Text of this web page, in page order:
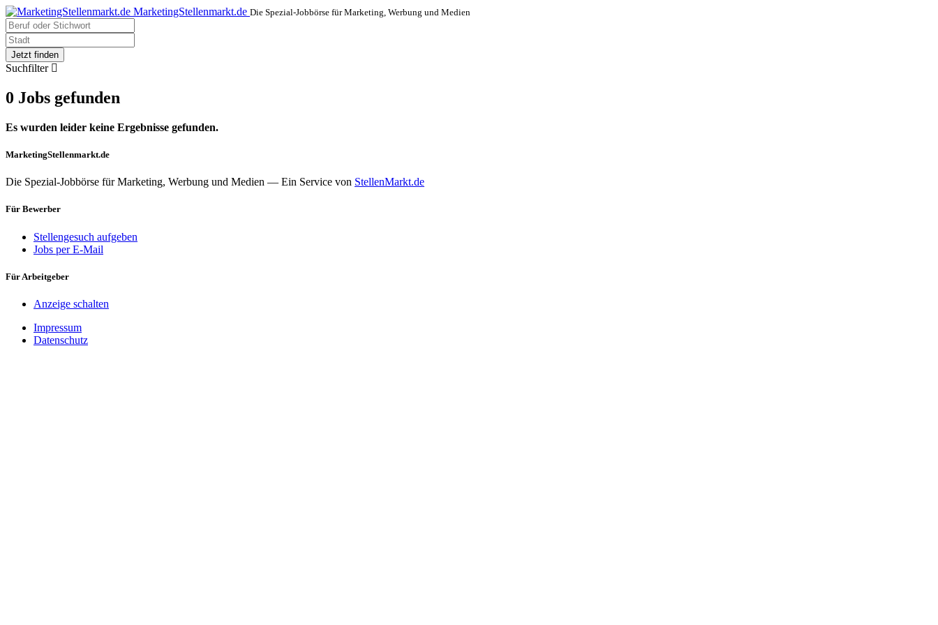
MarketingStellenmarkt.de Die Spezial-Jobbörse für Marketing, Werbung und Medien
Jetzt finden
Suchfilter
0 Jobs gefunden
Es wurden leider keine Ergebnisse gefunden.
MarketingStellenmarkt.de
Die Spezial-Jobbörse für Marketing, Werbung und Medien — Ein Service von StellenMarkt.de
Für Bewerber
Stellengesuch aufgeben
Jobs per E-Mail
Für Arbeitgeber
Anzeige schalten
Impressum
Datenschutz